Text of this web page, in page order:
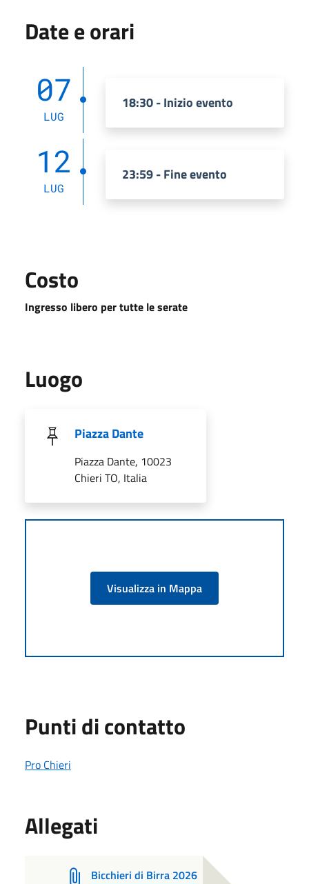
Date e orari
07
LUG
18:30 - Inizio evento
12
LUG
23:59 - Fine evento
Costo
Ingresso libero per tutte le serate
Luogo
Piazza Dante
Piazza Dante, 10023
Chieri TO, Italia
Visualizza in Mappa
Punti di contatto
Pro Chieri
Allegati
Bicchieri di Birra 2026